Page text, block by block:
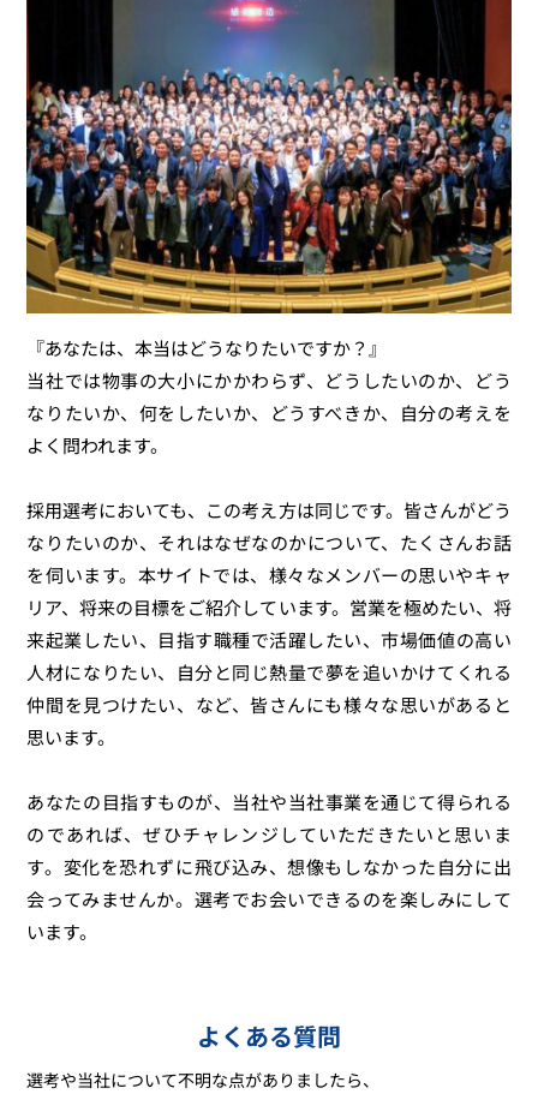
『あなたは、本当はどうなりたいですか？』
当社では物事の大小にかかわらず、どうしたいのか、どう
なりたいか、何をしたいか、どうすべきか、自分の考えを
よく問われます。
採用選考においても、この考え方は同じです。皆さんがどう
なりたいのか、それはなぜなのかについて、たくさんお話
を伺います。本サイトでは、様々なメンバーの思いやキャ
リア、将来の目標をご紹介しています。営業を極めたい、将
来起業したい、目指す職種で活躍したい、市場価値の高い
人材になりたい、自分と同じ熱量で夢を追いかけてくれる
仲間を見つけたい、など、皆さんにも様々な思いがあると
思います。
あなたの目指すものが、当社や当社事業を通じて得られる
のであれば、ぜひチャレンジしていただきたいと思いま
す。変化を恐れずに飛び込み、想像もしなかった自分に出
会ってみませんか。選考でお会いできるのを楽しみにして
います。
よくある質問
選考や当社について不明な点がありましたら、